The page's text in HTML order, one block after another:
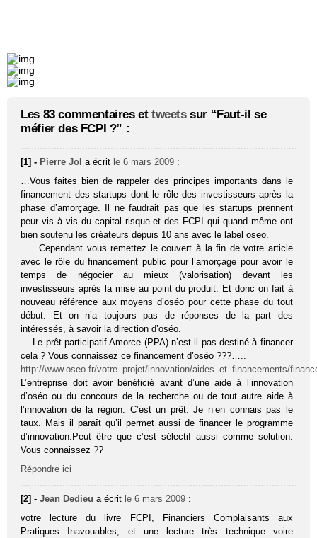
Les 83 commentaires et tweetssur “Faut-il se
méfier des FCPI ?” :
[1] - Pierre Jol a écrit le 6 mars 2009 :
…Vous faites bien de rappeler des principes importants dans le
financement des startups dont le rôle des investisseurs après la
phase d’amorçage. Il ne faudrait pas que les startups prennent
peur vis à vis du capital risque et des FCPI qui quand même ont
bien soutenu les créateurs depuis 10 ans avec le label oseo.
……Cependant vous remettez le couvert à la fin de votre article
avec le rôle du financement public pour l’amorçage pour avoir le
temps de négocier au mieux (valorisation) devant les
investisseurs après la mise au point du produit. Et donc on fait à
nouveau référence aux moyens d’oséo pour cette phase du tout
début. Et on n’a toujours pas de réponses de la part des
intéressés, à savoir la direction d’oséo.
….Le prêt participatif Amorce (PPA) n’est il pas destiné à financer
cela ? Vous connaissez ce financement d’oséo ???…..
http://www.oseo.fr/votre_projet/innovation/aides_et_financements/
L’entreprise doit avoir bénéficié avant d’une aide à l’innovation
d’oséo ou du concours de la recherche ou de tout autre aide à
l’innovation de la région. C’est un prêt. Je n’en connais pas le
taux. Mais il paraît qu’il permet aussi de financer le programme
d’innovation.Peut être que c’est sélectif aussi comme solution.
Vous connaissez ??
Répondre ici
[2] -Jean Dedieu a écrit le 6 mars 2009 :
votre lecture du livre FCPI, Financiers Complaisants aux
Pratiques Inavouables, et une lecture très technique voire